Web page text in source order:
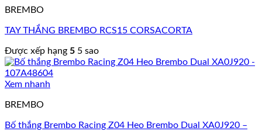
BREMBO
TAY THẮNG BREMBO RCS15 CORSACORTA
Được xếp hạng 5 5 sao
Xem nhanh
BREMBO
Bố thắng Brembo Racing Z04 Heo Brembo Dual XA0J920 –